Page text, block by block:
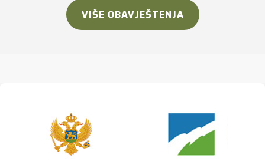
VIŠE OBAVJEŠTENJA